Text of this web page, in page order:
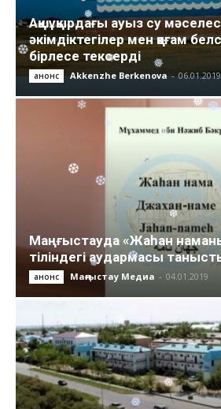
❅
❅
❆
❅
❅
❅
❅
❆
❅
❅
❆
❅
❆
❄
❅
❆
❅
❄
❅ ❆
❆
Ақшұқырдағы ауыз су
әкімдіктегілер мен қоғам
бірлесе тексерді
анонс Akkenzhe Berkenova - 06.01.2019
Маңғыстауда «Жаһан
тіліндегі аудармасы
анонс Маңғыстау Медиа - 04.01.2019